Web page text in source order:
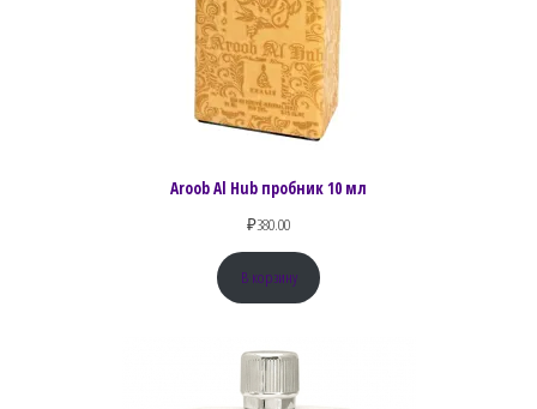
Aroob Al Hub пробник 10 мл
₽380.00
В корзину